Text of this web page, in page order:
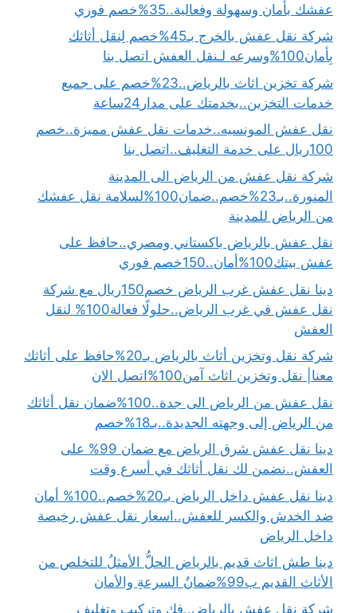
عفشك بأمان وسهولة وفعالية..35%خصم فوري
شركة نقل عفش بالخرج بـ45%خصم لِنقل أثاثك
بِأمان100%وسرعه لـنقل العفش اتصل بنا
شركة تخزين اثاث بالرياض..23%خصم على جميع
خدمات التخزين..بخدمتك على مدار24ساعة
نقل عفش المونسيه..خدمات نقل عفش مميزة..خصم
100ريال على خدمة التغليف..اتصل بنا
شركة نقل عفش من الرياض الى المدينة
المنورة..بـ23%خصم..ضمان100%لسلامة نقل عفشك
من الرياض للمدينة
نقل عفش بالرياض باكستاني ومصري..حافظ على
عفش بيتك100%أمان..150خصم فوري
دينا نقل عفش غرب الرياض خصم150ريال مع شركة
نقل عفش في غرب الرياض..حلولًا فعالة100% لنقل
العفش
شركة نقل وتخزين أثاث بالرياض بـ20%حافظ على أثاثك
معنا| نقل وتخزين اثاث آمن100%اتصل الان
نقل عفش من الرياض الى جدة..100%ضمان نقل أثاثك
من الرياض إلى وجهته الجديدة..بـ18%خصم
دينا نقل عفش شرق الرياض مع ضمان 99% على
العفش..نضمن لك نقل أثاثك في أسرع وقت
دينا نقل عفش داخل الرياض بـ20%خصم..100% أمان
ضد الخدش والكسر للعفش..اسعار نقل عفش رخيصة
داخل الرياض
دينا طش اثاث قديم بالرياض الحلُّ الأمثلُ للتخلص من
الأثاث القديم ب99%ضمانُ السرعةِ والأمان
شركة نقل عفش بالرياض..فك وتركيب وتغليف